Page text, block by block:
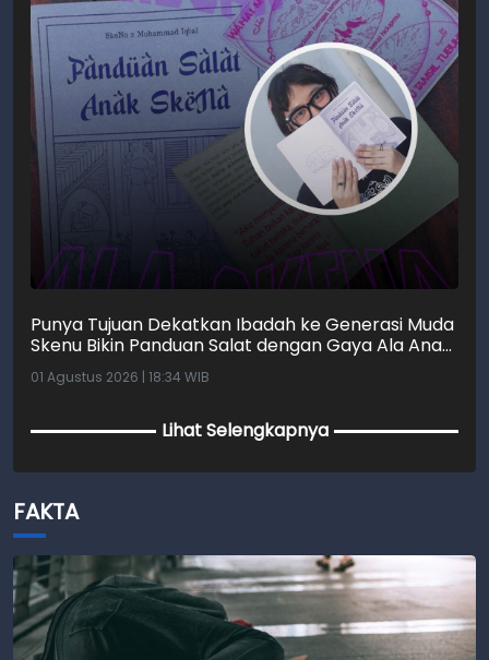
Punya Tujuan Dekatkan Ibadah ke Generasi Muda
Skenu Bikin Panduan Salat dengan Gaya Ala Anak
Skena
01 Agustus 2026 | 18:34 WIB
Lihat Selengkapnya
FAKTA